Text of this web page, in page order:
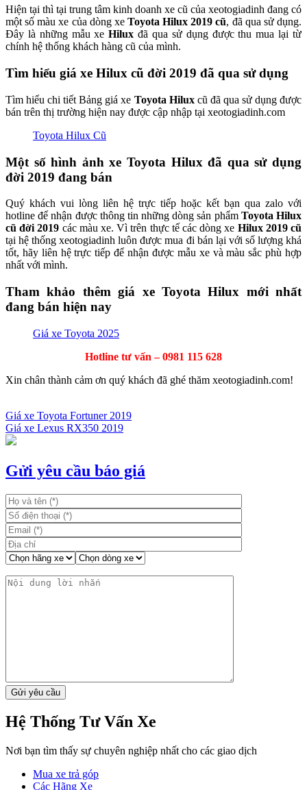
Hiện tại thì tại trung tâm kinh doanh xe cũ của xeotogiadinh đang có
một số màu xe của dòng xe Toyota Hilux2019 cũ, đã qua sử dụng.
Đây là những mẫu xeHiluxđã qua sử dụng được thu mua lại từ
chính hệ thống khách hàng cũ của mình.
Tìm hiểu giá xe Hilux cũ đời 2019 đã qua sử dụng
Tìm hiểu chi tiết Bảng giá xe Toyota Hilux cũ đã qua sử dụng được
bán trên thị trường hiện nay được cập nhập tại xeotogiadinh.com
Toyota Hilux Cũ
Một số hình ảnh xe Toyota Hilux đã qua sử dụng
đời 2019 đang bán
Quý khách vui lòng liên hệ trực tiếp hoặc kết bạn qua zalo với
hotline để nhận được thông tin những dòng sản phẩm Toyota Hilux
cũ đời 2019 các màu xe. Vì trên thực tế các dòng xe Hilux 2019 cũ
tại hệ thống xeotogiadinh luôn được mua đi bán lại với số lượng khá
tốt, hãy liên hệ trực tiếp để nhận được mẫu xe và màu sắc phù hợp
nhất với mình.
Tham khảo thêm giá xe Toyota Hilux mới nhất
đang bán hiện nay
Giá xe Toyota 2025
Hotline tư vấn – 0981 115 628
Xin chân thành cảm ơn quý khách đã ghé thăm xeotogiadinh.com!
Điều
hướng
bài
Giá xe Toyota Fortuner 2019
Giá xe Lexus RX350 2019
Gửi yêu cầu báo giá
Hệ Thống Tư Vấn Xe
Nơi bạn tìm thấy sự chuyên nghiệp nhất cho các giao dịch
Mua xe trả góp
Các Hãng Xe